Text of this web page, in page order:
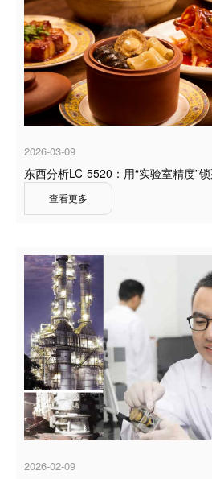
2026-03-09
东西分析LC-5520：用“实验室精度”
查看更多
2026-02-09